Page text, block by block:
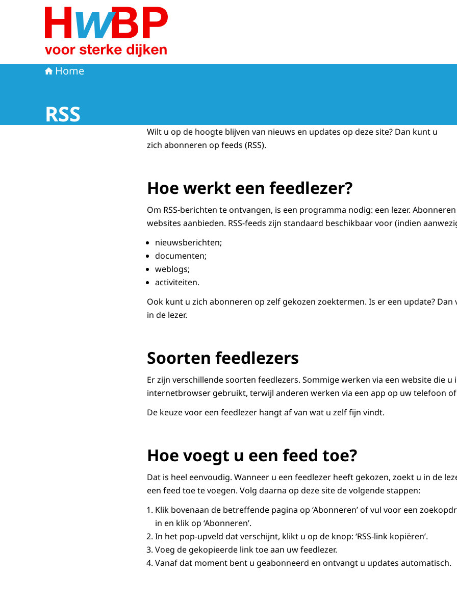
Naar de homepage van Hoogwaterbeschermingsprogramma
Home
RSS
Wilt u op de hoogte blijven van nieuws en updates op deze site? Dan kunt u
zich abonneren op feeds (RSS).
Hoe werkt een feedlezer?
Om RSS-berichten te ontvangen, is een programma nodig: een lezer.
websites aanbieden. RSS-feeds zijn standaard beschikbaar voor (indien
nieuwsberichten;
documenten;
weblogs;
activiteiten.
Ook kunt u zich abonneren op zelf gekozen zoektermen. Is er een update? Dan
in de lezer.
Soorten feedlezers
Er zijn verschillende soorten feedlezers. Sommige werken via een website die u
internetbrowser gebruikt, terwijl anderen werken via een app op uw telefoon
De keuze voor een feedlezer hangt af van wat u zelf fijn vindt.
Hoe voegt u een feed toe?
Dat is heel eenvoudig. Wanneer u een feedlezer heeft gekozen, zoekt u in de
een feed toe te voegen. Volg daarna op deze site de volgende stappen:
Klik bovenaan de betreffende pagina op ‘Abonneren’ of vul voor een
in en klik op ‘Abonneren’.
In het pop-upveld dat verschijnt, klikt u op de knop: ‘RSS-link kopiëren’.
Voeg de gekopieerde link toe aan uw feedlezer.
Vanaf dat moment bent u geabonneerd en ontvangt u updates automatisch.